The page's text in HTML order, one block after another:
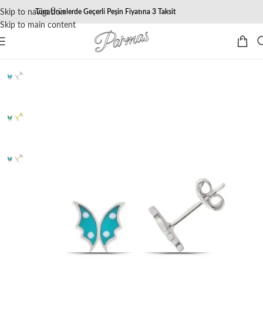
Skip to navigation
Skip to main content
Tüm Ürünlerde Geçerli Peşin Fiyatına 3 Taksit